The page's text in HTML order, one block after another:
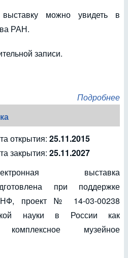
можно увидеть в
РАН.
записи.
Подробнее
открытия: 25.11.2015
закрытия: 25.11.2027
выставка
при поддержке
проект № 14-03-00238
науки в России как
комплексное музейное